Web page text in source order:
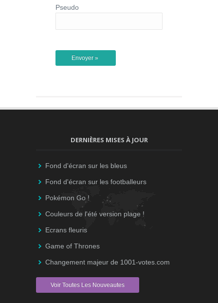
Pseudo
DERNIÈRES MISES À JOUR
Fond d'écran sur les bleus
Fond d'écran sur les footballeurs
Pokémon Go !
Couleurs de l'été version plage !
Ecrans fleuris
Game of Thrones
Changement majeur de 1001-votes.com
Voir Toutes Les Nouveautes